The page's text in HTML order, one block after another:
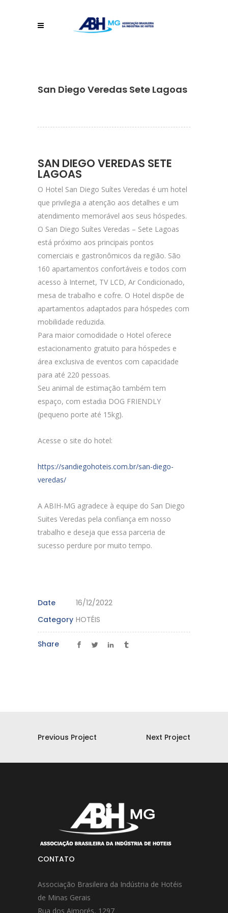
San Diego Veredas Sete Lagoas
SAN DIEGO VEREDAS SETE
LAGOAS
O Hotel San Diego Suítes Veredas é um hotel
que privilegia a atenção aos detalhes e um
atendimento memorável aos seus hóspedes.
O San Diego Suítes Veredas – Sete Lagoas
está próximo aos principais pontos
comerciais e gastronômicos da região. São
160 apartamentos confortáveis e todos com
acesso à Internet, TV LCD, Ar Condicionado,
mesa de trabalho e cofre. O Hotel dispõe de
apartamentos adaptados para hóspedes com
mobilidade reduzida.
Para maior comodidade o Hotel oferece
estacionamento gratuito para hóspedes e
área exclusiva de eventos com capacidade
para até 220 pessoas.
Seu animal de estimação também tem
espaço, com estadia DOG FRIENDLY
(pequeno porte até 15kg).
Acesse o site do hotel:
https://sandiegohoteis.com.br/san-diego-
veredas/
A ABIH-MG agradece à equipe do San Diego
Suites Veredas pela confiança em nosso
trabalho e deseja que essa parceria de
sucesso perdure por muito tempo.
Date
16/12/2022
Category HOTÉIS
Share
Previous Project Next Project
CONTATO
Associação Brasileira da Indústria de Hotéis
de Minas Gerais
Rua dos Aimorés, 1297